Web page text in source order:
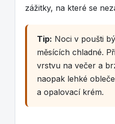
zážitky, na které se
Tip: Noci v poušti
měsících chladné.
vrstvu na večer a
naopak lehké
a opalovací krém.